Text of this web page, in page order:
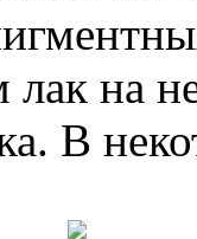
лак на
В